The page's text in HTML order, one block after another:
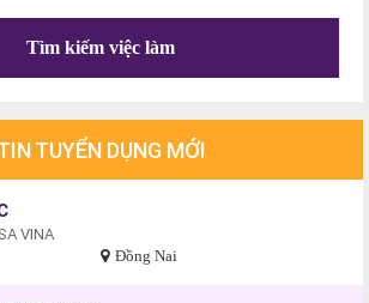
TUYỂN DỤNG MỚI
VINA
Đồng Nai